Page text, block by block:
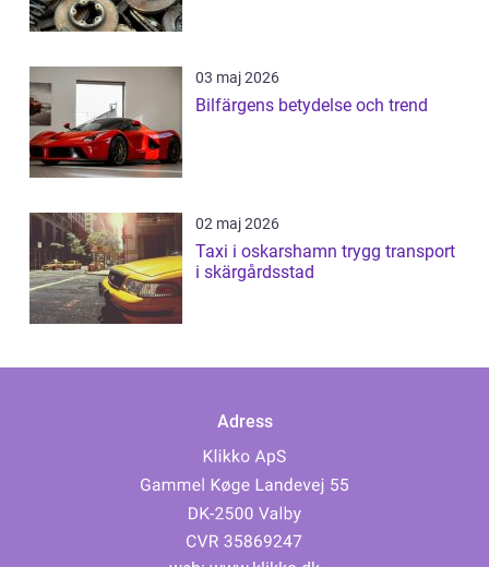
03 maj 2026
Bilfärgens betydelse och trend
02 maj 2026
Taxi i oskarshamn trygg transport
i skärgårdsstad
Adress